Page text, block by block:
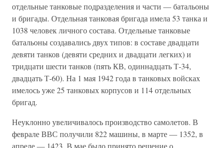
отдельные танковые подразделения и части — батальоны
и бригады. Отдельная танковая бригада имела 53 танка и
1038 человек личного состава. Отдельные танковые
батальоны создавались двух типов: в составе двадцати
девяти танков (девяти средних и двадцати легких) и
тридцати шести танков (пять КВ, одиннадцать Т-34,
двадцать Т-60). На 1 мая 1942 года в танковых войсках
имелось уже 25 танковых корпусов и 114 отдельных
бригад.
Неуклонно увеличивалось производство самолетов. В
феврале ВВС получили 822 машины, в марте — 1352, в
апреле — 1423. В мае было принято решение о